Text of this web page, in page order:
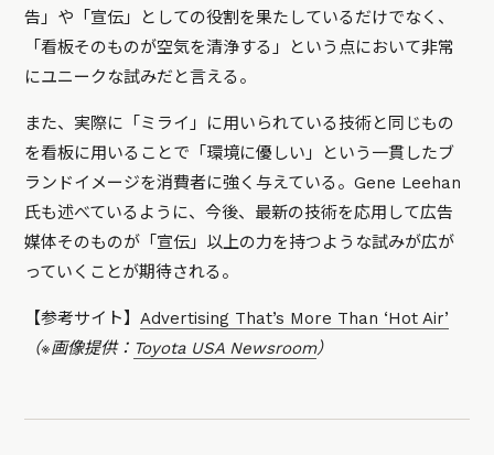
告」や「宣伝」としての役割を果たしているだけでなく、
「看板そのものが空気を清浄する」という点において非常
にユニークな試みだと言える。
また、実際に「ミライ」に用いられている技術と同じもの
を看板に用いることで「環境に優しい」という一貫したブ
ランドイメージを消費者に強く与えている。Gene Leehan
氏も述べているように、今後、最新の技術を応用して広告
媒体そのものが「宣伝」以上の力を持つような試みが広が
っていくことが期待される。
【参考サイト】Advertising That’s More Than ‘Hot Air’
（※画像提供： Toyota USA Newsroom）